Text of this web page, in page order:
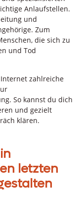
Anlaufstellen.
und
Zum
die sich zu
und Tod
zahlreiche
So kannst du dich
und gezielt
klären.
letzten